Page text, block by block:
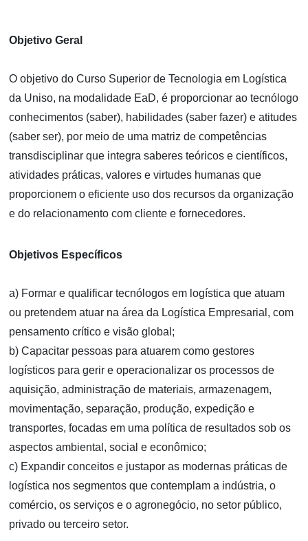
Objetivo Geral
O objetivo do Curso Superior de Tecnologia em Logística
da Uniso, na modalidade EaD, é proporcionar ao tecnólogo
conhecimentos (saber), habilidades (saber fazer) e atitudes
(saber ser), por meio de uma matriz de competências
transdisciplinar que integra saberes teóricos e científicos,
atividades práticas, valores e virtudes humanas que
proporcionem o eficiente uso dos recursos da organização
e do relacionamento com cliente e fornecedores.
Objetivos Específicos
a) Formar e qualificar tecnólogos em logística que atuam
ou pretendem atuar na área da Logística Empresarial, com
pensamento crítico e visão global;
b) Capacitar pessoas para atuarem como gestores
logísticos para gerir e operacionalizar os processos de
aquisição, administração de materiais, armazenagem,
movimentação, separação, produção, expedição e
transportes, focadas em uma política de resultados sob os
aspectos ambiental, social e econômico;
c) Expandir conceitos e justapor as modernas práticas de
logística nos segmentos que contemplam a indústria, o
comércio, os serviços e o agronegócio, no setor público,
privado ou terceiro setor.